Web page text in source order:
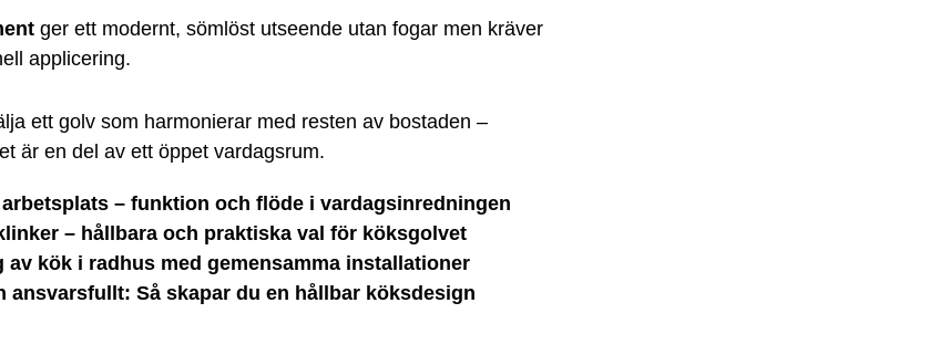
ger ett modernt, sömlöst utseende utan fogar men kräver
applicering.
ett golv som harmonierar med resten av bostaden –
är en del av ett öppet vardagsrum.
– funktion och flöde i vardagsinredningen
– hållbara och praktiska val för köksgolvet
av kök i radhus med gemensamma installationer
ansvarsfullt: Så skapar du en hållbar köksdesign